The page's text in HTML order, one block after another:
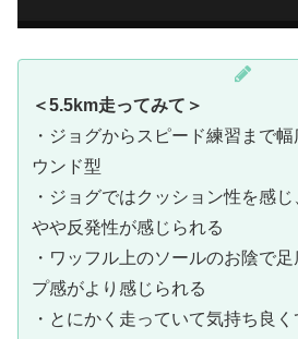
＜5.5km走ってみて＞
・ジョグからスピード練習まで
ウンド型
・ジョグではクッション性を感
やや反発性が感じられる
・ワッフル上のソールのお陰で
プ感がより感じられる
・とにかく走っていて気持ち良く